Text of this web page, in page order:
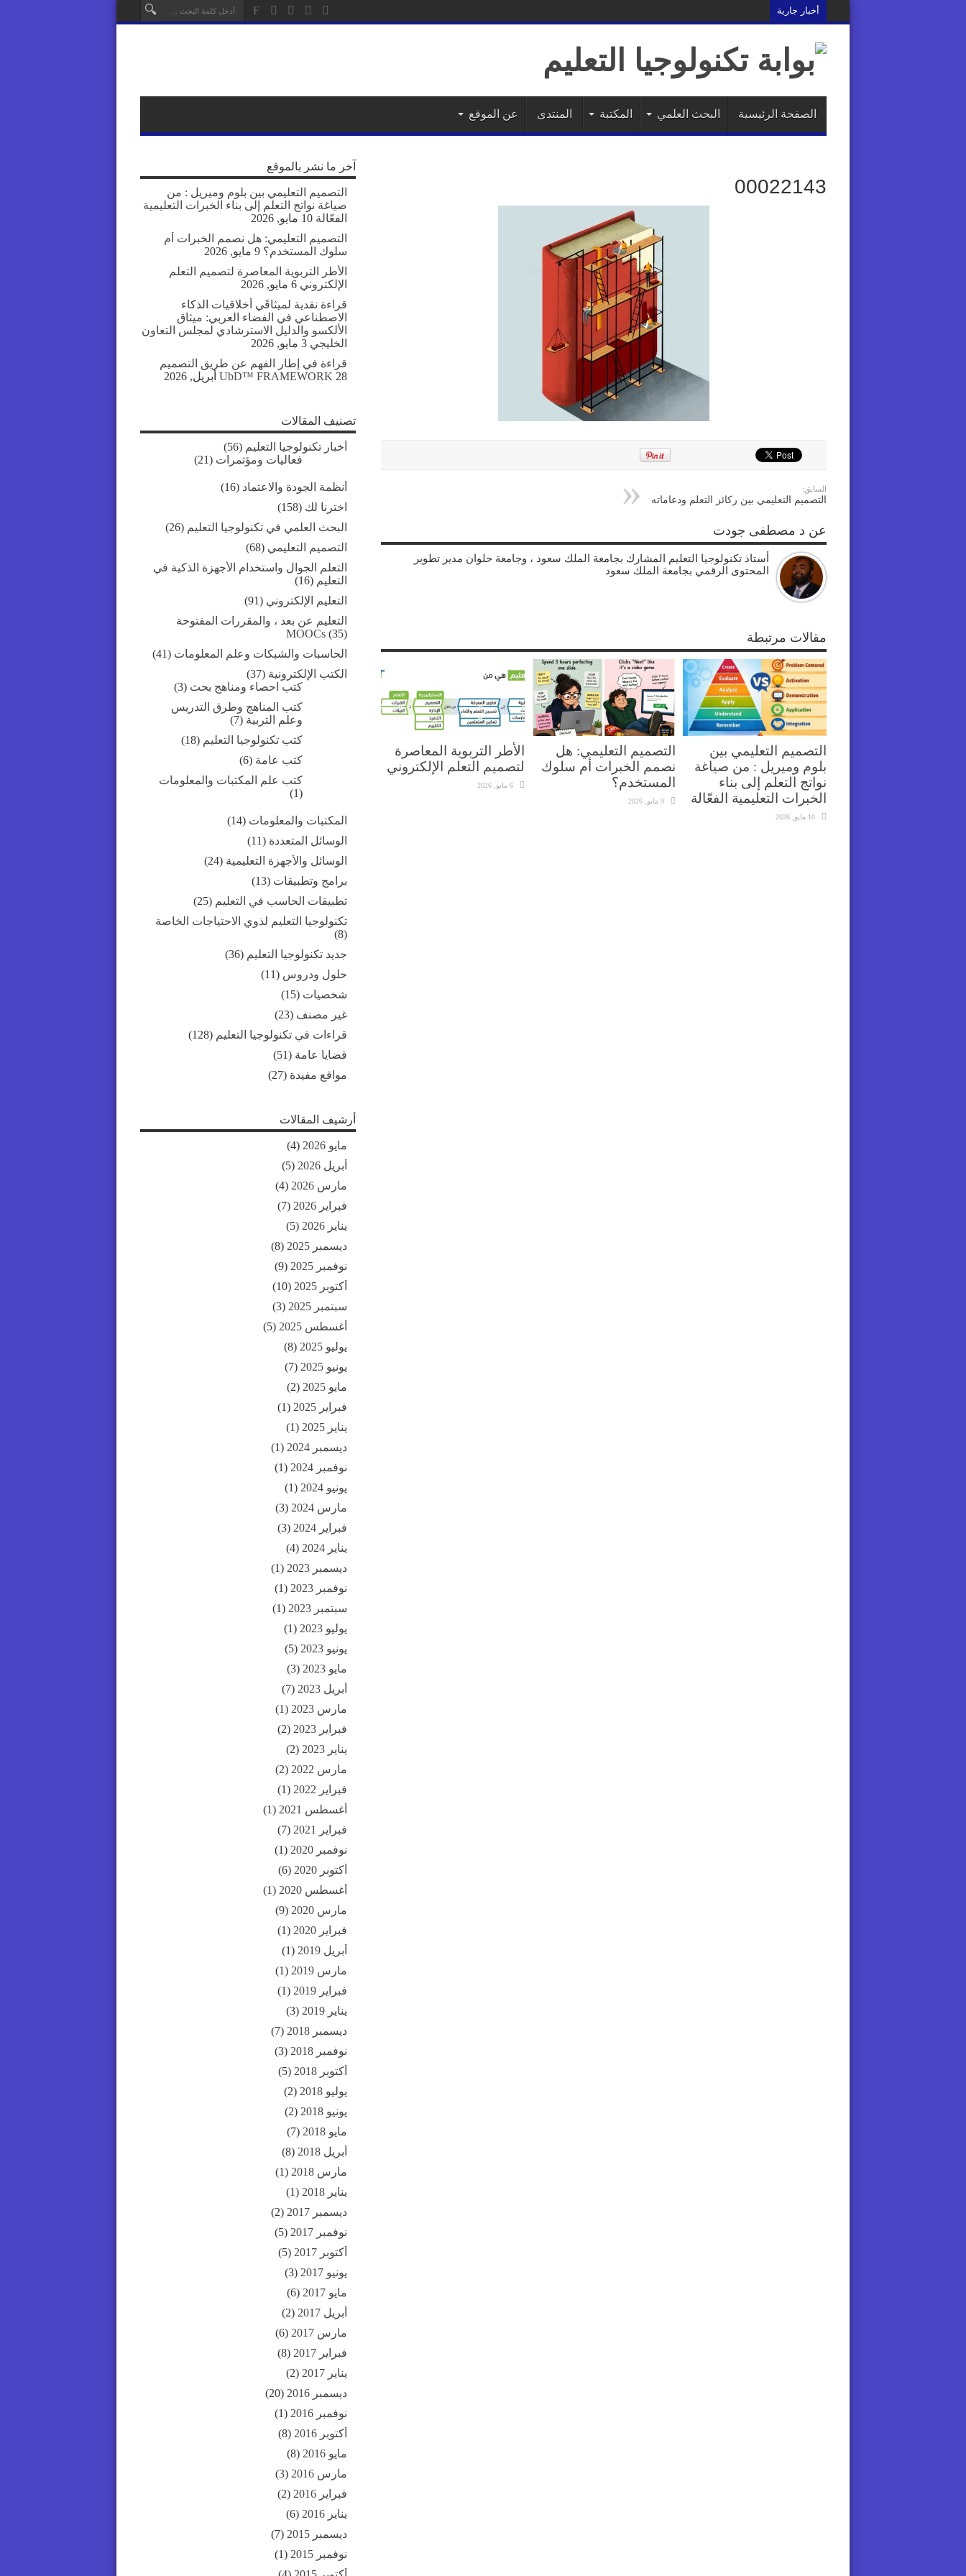
أخبار جارية
الصفحة الرئيسية البحث العلمي المكتبة المنتدى عن الموقع
00022143
السابق:
التصميم التعليمي بين ركائز التعلم ودعاماته
عن د مصطفى جودت
أستاذ تكنولوجيا التعليم المشارك بجامعة الملك سعود ، وجامعة حلوان مدير تطوير
المحتوى الرقمي بجامعة الملك سعود
مقالات مرتبطة
التصميم التعليمي بين
بلوم وميريل : من صياغة
نواتج التعلم إلى بناء
الخبرات التعليمية الفعّالة
10 مايو, 2026
التصميم التعليمي: هل
نصمم الخبرات أم سلوك
المستخدم؟
9 مايو, 2026
الأطر التربوية المعاصرة
لتصميم التعلم الإلكتروني
6 مايو, 2026
آخر ما نشر بالموقع
التصميم التعليمي بين بلوم وميريل : من
صياغة نواتج التعلم إلى بناء الخبرات التعليمية
الفعّالة 10 مايو, 2026
التصميم التعليمي: هل نصمم الخبرات أم
سلوك المستخدم؟ 9 مايو, 2026
الأطر التربوية المعاصرة لتصميم التعلم
الإلكتروني 6 مايو, 2026
قراءة نقدية لميثاقَي أخلاقيات الذكاء
الاصطناعي في الفضاء العربي: ميثاق
الألكسو والدليل الاسترشادي لمجلس التعاون
الخليجي 3 مايو, 2026
قراءة في إطار الفهم عن طريق التصميم
UbD™ FRAMEWORK 28 أبريل, 2026
تصنيف المقالات
أخبار تكنولوجيا التعليم (56)
فعاليات ومؤتمرات (21)
أنظمة الجودة والاعتماد (16)
اخترنا لك (158)
البحث العلمي في تكنولوجيا التعليم (26)
التصميم التعليمي (68)
التعلم الجوال واستخدام الأجهزة الذكية في
التعليم (16)
التعليم الإلكتروني (91)
التعليم عن بعد ، والمقررات المفتوحة
MOOCs(35)
الحاسبات والشبكات وعلم المعلومات (41)
الكتب الإلكترونية (37)
كتب احصاء ومناهج بحث (3)
كتب المناهج وطرق التدريس
وعلم التربية (7)
كتب تكنولوجيا التعليم (18)
كتب عامة (6)
كتب علم المكتبات والمعلومات
(1)
المكتبات والمعلومات (14)
الوسائل المتعددة (11)
الوسائل والأجهزة التعليمية (24)
برامج وتطبيقات (13)
تطبيقات الحاسب في التعليم (25)
تكنولوجيا التعليم لذوي الاحتياجات الخاصة
(8)
جديد تكنولوجيا التعليم (36)
حلول ودروس (11)
شخصيات (15)
غير مصنف (23)
قراءات في تكنولوجيا التعليم (128)
قضايا عامة (51)
مواقع مفيدة (27)
أرشيف المقالات
مايو 2026
(4)
أبريل 2026
(5)
مارس 2026
(4)
فبراير 2026
(7)
يناير 2026
(5)
ديسمبر 2025
(8)
نوفمبر 2025
(9)
أكتوبر 2025
(10)
سبتمبر 2025
(3)
أغسطس 2025
(5)
يوليو 2025
(8)
يونيو 2025
(7)
مايو 2025
(2)
فبراير 2025
(1)
يناير 2025
(1)
ديسمبر 2024
(1)
نوفمبر 2024
(1)
يونيو 2024
(1)
مارس 2024
(3)
فبراير 2024
(3)
يناير 2024
(4)
ديسمبر 2023
(1)
نوفمبر 2023
(1)
سبتمبر 2023
(1)
يوليو 2023
(1)
يونيو 2023
(5)
مايو 2023
(3)
أبريل 2023
(7)
مارس 2023
(1)
فبراير 2023
(2)
يناير 2023
(2)
مارس 2022
(2)
فبراير 2022
(1)
أغسطس 2021
(1)
فبراير 2021
(7)
نوفمبر 2020
(1)
أكتوبر 2020
(6)
أغسطس 2020
(1)
مارس 2020
(9)
فبراير 2020
(1)
أبريل 2019
(1)
مارس 2019
(1)
فبراير 2019
(1)
يناير 2019
(3)
ديسمبر 2018
(7)
نوفمبر 2018
(3)
أكتوبر 2018
(5)
يوليو 2018
(2)
يونيو 2018
(2)
مايو 2018
(7)
أبريل 2018
(8)
مارس 2018
(1)
يناير 2018
(1)
ديسمبر 2017
(2)
نوفمبر 2017
(5)
أكتوبر 2017
(5)
يونيو 2017
(3)
مايو 2017
(6)
أبريل 2017
(2)
مارس 2017
(6)
فبراير 2017
(8)
يناير 2017
(2)
ديسمبر 2016
(20)
نوفمبر 2016
(1)
أكتوبر 2016
(8)
مايو 2016
(8)
مارس 2016
(3)
فبراير 2016
(2)
يناير 2016
(6)
ديسمبر 2015
(7)
نوفمبر 2015
(1)